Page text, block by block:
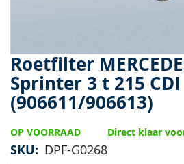
Roetfilter
Sprinter 3 t 215 CDI
(906611/906613)
OP VOORRAAD
SKU DPF-G0268
Direct klaar
Ga
naar
het
begin
van
de
afbeeldingen-
gallerij